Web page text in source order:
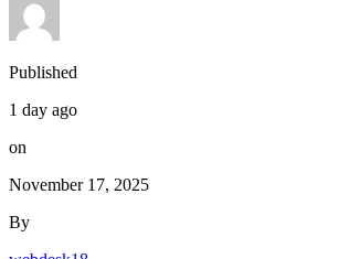
Published
1 day ago
on
November 17, 2025
By